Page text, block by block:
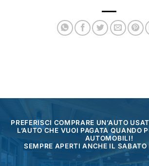
PREFERISCI COMPRARE UN’AUTO
L’AUTO CHE VUOI PAGATA QUANDO
AUTOMOBILI!
SEMPRE APERTI ANCHE IL SABATO